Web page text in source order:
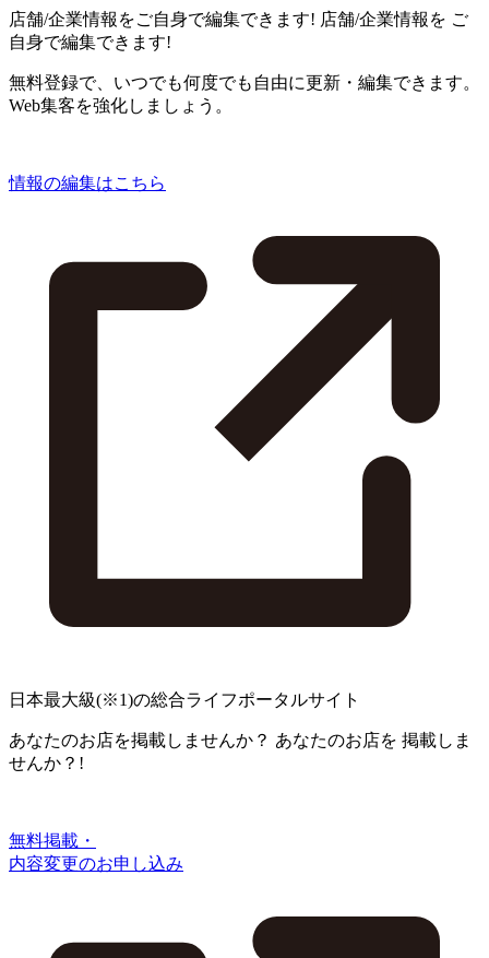
店舗/企業情報をご自身で編集できます! 店舗/企業情報を ご
自身で編集できます!
無料登録で、いつでも何度でも自由に更新・編集できます。
Web集客を強化しましょう。
情報の編集はこちら
日本最大級(※1)の総合ライフポータルサイト
あなたのお店を掲載しませんか？ あなたのお店を 掲載しま
せんか？!
無料掲載・
内容変更のお申し込み